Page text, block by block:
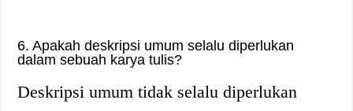
6. Apakah deskripsi umum selalu diperlukan
dalam sebuah karya tulis?
Deskripsi umum tidak selalu diperlukan